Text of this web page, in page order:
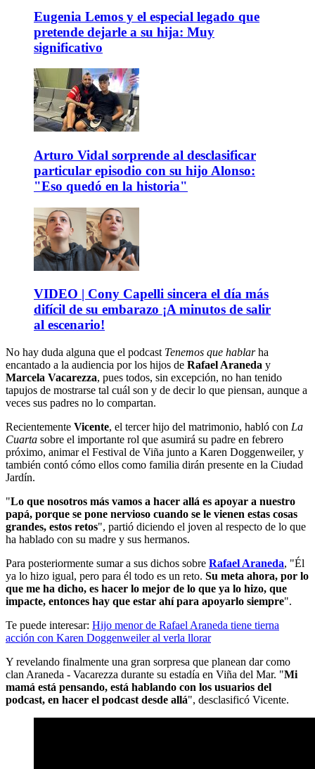
Eugenia Lemos y el especial legado que
pretende dejarle a su hija: Muy
significativo
Arturo Vidal sorprende al desclasificar
particular episodio con su hijo Alonso:
"Eso quedó en la historia"
VIDEO | Cony Capelli sincera el día más
difícil de su embarazo ¡A minutos de salir
al escenario!
No hay duda alguna que el podcast Tenemos que hablarha
encantado a la audiencia por los hijos de Rafael Araneda y
Marcela Vacarezza, pues todos, sin excepción, no han tenido
tapujos de mostrarse tal cuál son y de decir lo que piensan, aunque a
veces sus padres no lo compartan.
Recientemente Vicente, el tercer hijo del matrimonio, habló con La
Cuarta sobre el importante rol que asumirá su padre en febrero
próximo, animar el Festival de Viña junto a Karen Doggenweiler, y
también contó cómo ellos como familia dirán presente en la Ciudad
Jardín.
"Lo que nosotros más vamos a hacer allá es apoyar a nuestro
papá, porque se pone nervioso cuando se le vienen estas cosas
grandes, estos retos", partió diciendo el joven al respecto de lo que
ha hablado con su madre y sus hermanos.
Para posteriormente sumar a sus dichos sobre Rafael Araneda, "Él
ya lo hizo igual, pero para él todo es un reto. Su meta ahora, por lo
que me ha dicho, es hacer lo mejor de lo que ya lo hizo, que
impacte, entonces hay que estar ahí para apoyarlo siempre".
Te puede interesar: Hijo menor de Rafael Araneda tiene tierna
acción con Karen Doggenweiler al verla llorar
Y revelando finalmente una gran sorpresa que planean dar como
clan Araneda - Vacarezza durante su estadía en Viña del Mar. "Mi
mamá está pensando, está hablando con los usuarios del
podcast, en hacer el podcast desde allá", desclasificó Vicente.